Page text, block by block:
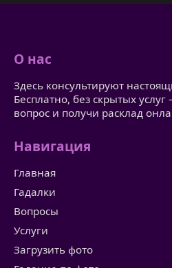
О нас
Здесь консультируют
Бесплатно, без скрытых
вопрос и получи расклад
Навигация
Главная
Гадалки
Вопросы
Услуги
Загрузить фото